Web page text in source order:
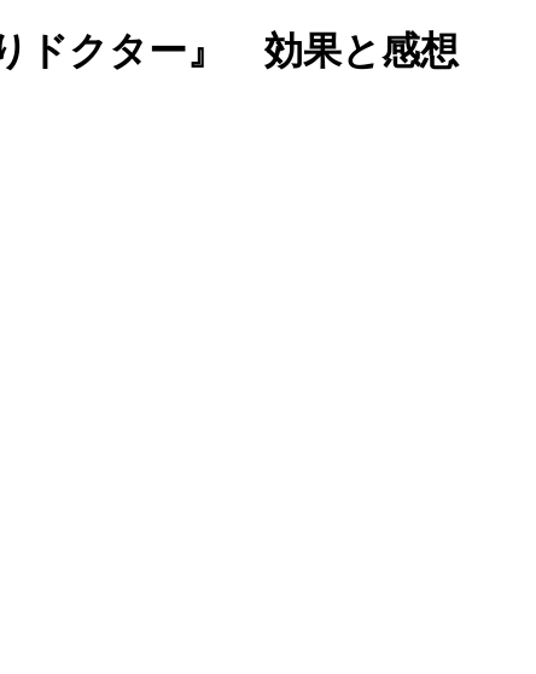
ドクター』 効果と感想